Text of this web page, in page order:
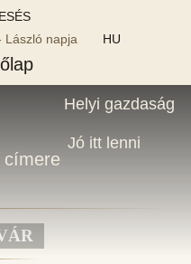
László napja
HU
Helyi gazdaság
Jó itt lenni